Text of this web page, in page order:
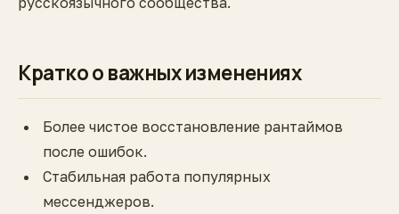
Кратко о важных изменениях
Более чистое восстановление рантаймов
после ошибок.
Стабильная работа популярных
мессенджеров.